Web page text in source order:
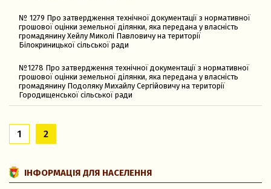
№ 1279 Про затвердження технічної документації з нормативної
грошової оцінки земельної ділянки, яка передана у власність
громадянину Хейлу Миколі Павловичу на території
Білокриницької сільської ради
№1278 Про затвердження технічної документації з нормативної
грошової оцінки земельної ділянки, яка передана у власність
громадянину Подоляку Михайлу Сергійовичу на території
Городищенської сільської ради
1 2
ІНФОРМАЦІЯ ДЛЯ НАСЕЛЕННЯ